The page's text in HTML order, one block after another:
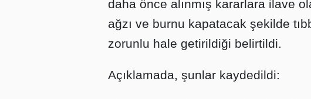
daha önce alınmış kararlara ilave
ağzı ve burnu kapatacak şekilde
zorunlu hale getirildiği belirtildi.
Açıklamada, şunlar kaydedildi: